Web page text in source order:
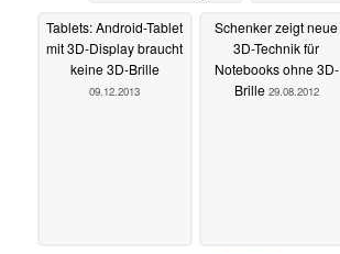
Tablets: Android-Tablet
mit 3D-Display braucht
keine 3D-Brille
09.12.2013
Schenker zeigt neue
3D-Technik für
Notebooks ohne 3D-
Brille 29.08.2012